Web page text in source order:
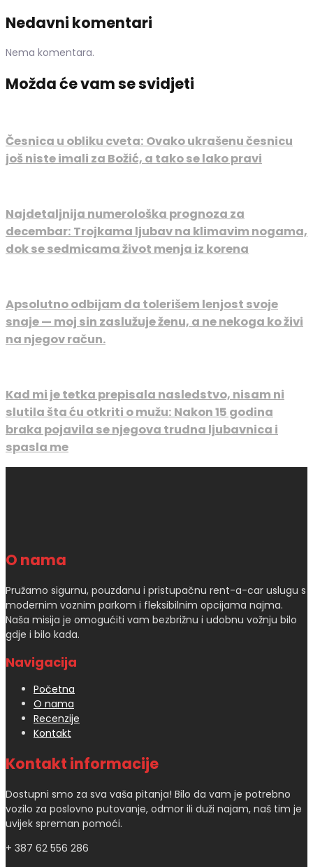
Nedavni komentari
Nema komentara.
Možda će vam se svidjeti
Česnica u obliku cveta: Ovako ukrašenu česnicu
još niste imali za Božić, a tako se lako pravi
Najdetaljnija numerološka prognoza za
decembar: Trojkama ljubav na klimavim nogama,
dok se sedmicama život menja iz korena
Apsolutno odbijam da tolerišem lenjost svoje
snaje — moj sin zaslužuje ženu, a ne nekoga ko živi
na njegov račun.
Kad mi je tetka prepisala nasledstvo, nisam ni
slutila šta ću otkriti o mužu: Nakon 15 godina
braka pojavila se njegova trudna ljubavnica i
spasla me
O nama
Pružamo sigurnu, pouzdanu i pristupačnu rent-a-car uslugu s
modernim voznim parkom i fleksibilnim opcijama najma.
Naša misija je omogućiti vam bezbrižnu i udobnu vožnju bilo
gdje i bilo kada.
Navigacija
Početna
O nama
Recenzije
Kontakt
Kontakt informacije
Dostupni smo za sva vaša pitanja! Bilo da vam je potrebno
vozilo za poslovno putovanje, odmor ili duži najam, naš tim je
uvijek spreman pomoći.
+ 387 62 556 286